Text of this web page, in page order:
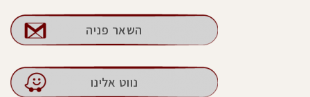
השאר פניה
נווט אלינו